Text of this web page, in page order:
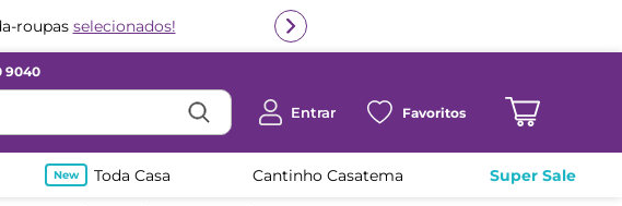
9040
Entrar Favoritos
Toda Casa Cantinho Casatema Super Sale